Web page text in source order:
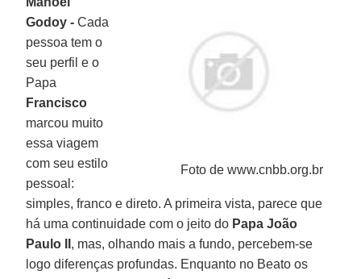
Foto de www.cnbb.org.br
Godoy - Cada
pessoa tem o
seu perfil e o
Papa
Francisco
marcou muito
essa viagem
com seu estilo
pessoal:
simples, franco e direto. A primeira vista, parece que
há uma continuidade com o jeito do Papa João
Paulo II , mas, olhando mais a fundo, percebem-se
logo diferenças profundas. Enquanto no Beato os